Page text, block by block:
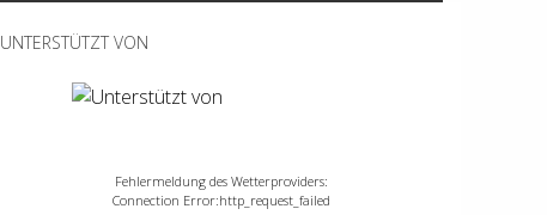
UNTERSTÜTZT VON
Fehlermeldung des Wetterproviders:
Connection Error:http_request_failed